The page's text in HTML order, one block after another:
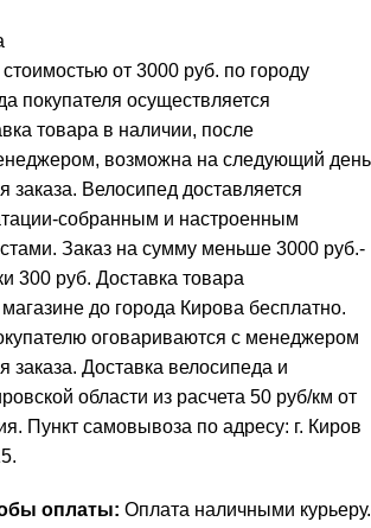
стоимостью от 3000 руб. по городу
покупателя осуществляется
товара в наличии, после
возможна на следующий день
Велосипед доставляется
собранным и настроенным
Заказ на сумму меньше 3000 руб.-
300 руб. Доставка товара
до города Кирова бесплатно.
оговариваются с менеджером
заказа. Доставка велосипеда и
области из расчета 50 руб/км от
Пункт самовывоза по адресу: г. Киров
оплаты: Оплата наличными курьеру.